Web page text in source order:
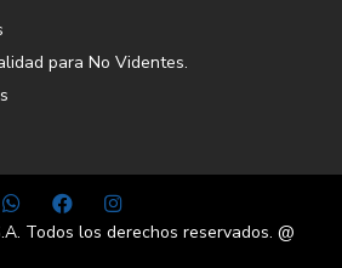
para No Videntes.
Todos los derechos reservados. @